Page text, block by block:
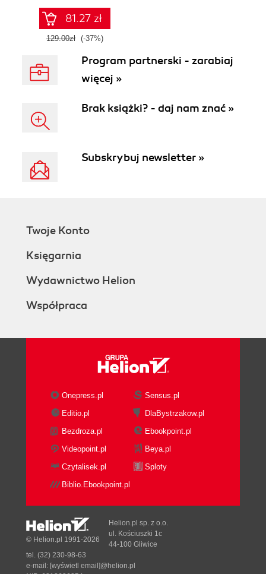
81.27 zł
129.00zł (-37%)
Program partnerski - zarabiaj
więcej »
Brak książki? - daj nam znać »
Subskrybuj newsletter »
Twoje Konto
Księgarnia
Wydawnictwo Helion
Współpraca
Onepress.pl
Sensus.pl
Editio.pl
DlaBystrzakow.pl
Bezdroza.pl
Ebookpoint.pl
Videopoint.pl
Beya.pl
Czytalisek.pl
Sploty
Biblio.Ebookpoint.pl
© Helion.pl 1991-2026
Helion.pl sp. z o.o.
ul. Kościuszki 1c
44-100 Gliwice
tel. (32) 230-98-63
e-mail: [wyświetl email]@helion.pl